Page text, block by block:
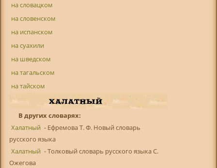
на словацком
на словенском
на испанском
на суахили
на шведском
на тагальском
на тайском
В других словарях:
Халатный - Ефремова Т. Ф. Новый словарь
русского языка
Халатный - Толковый словарь русского языка С.
Ожегова